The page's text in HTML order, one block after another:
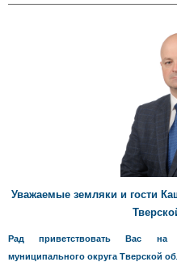
Уважаемые земляки и гости
Рад приветствовать Вас на
муниципального округа Тверской